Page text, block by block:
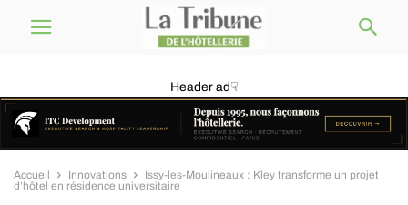
Header ad☟
Accueil Innovations
Issy-les-Moulineaux : Kley transforme un projet
d’hôtel en résidence universitaire